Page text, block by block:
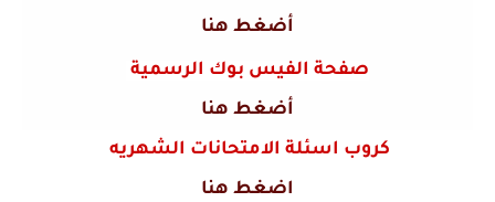
أضغط هنا
صفحة الفيس بوك الرسمية
أضغط هنا
كروب اسئلة الامتحانات الشهريه
اضغط هنا